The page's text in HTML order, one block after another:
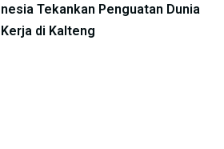
Tekankan Penguatan Dunia
di Kalteng